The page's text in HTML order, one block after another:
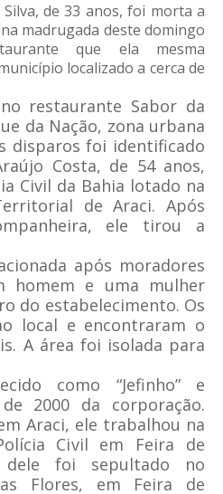
de 33 anos, foi morta a
madrugada deste domingo
que ela mesma
localizado a cerca de
restaurante Sabor da
da Nação, zona urbana
disparos foi identificado
Costa, de 54 anos,
Civil da Bahia lotado na
de Araci. Após
ele tirou a
após moradores
homem e uma mulher
do estabelecimento. Os
local e encontraram o
A área foi isolada para
como “Jefinho” e
2000 da corporação.
Araci, ele trabalhou na
Civil em Feira de
dele foi sepultado no
Flores, em Feira de